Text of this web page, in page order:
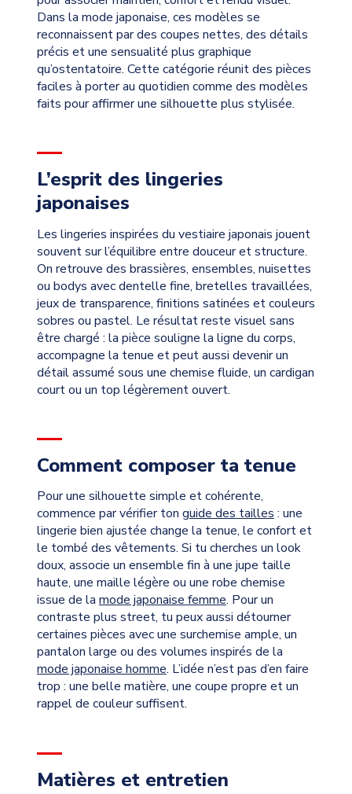
Dans la mode japonaise, ces modèles se
reconnaissent par des coupes nettes, des détails
précis et une sensualité plus graphique
qu’ostentatoire. Cette catégorie réunit des pièces
faciles à porter au quotidien comme des modèles
faits pour affirmer une silhouette plus stylisée.
L’esprit des lingeries
japonaises
Les lingeries inspirées du vestiaire japonais jouent
souvent sur l’équilibre entre douceur et structure.
On retrouve des brassières, ensembles, nuisettes
ou bodys avec dentelle fine, bretelles travaillées,
jeux de transparence, finitions satinées et couleurs
sobres ou pastel. Le résultat reste visuel sans
être chargé : la pièce souligne la ligne du corps,
accompagne la tenue et peut aussi devenir un
détail assumé sous une chemise fluide, un cardigan
court ou un top légèrement ouvert.
Comment composer ta tenue
Pour une silhouette simple et cohérente,
commence par vérifier ton guide des tailles: une
lingerie bien ajustée change la tenue, le confort et
le tombé des vêtements. Si tu cherches un look
doux, associe un ensemble fin à une jupe taille
haute, une maille légère ou une robe chemise
issue de lamode japonaise femme. Pour un
contraste plus street, tu peux aussi détourner
certaines pièces avec une surchemise ample, un
pantalon large ou des volumes inspirés de la
mode japonaise homme. L’idée n’est pas d’en faire
trop : une belle matière, une coupe propre et un
rappel de couleur suffisent.
Matières et entretien